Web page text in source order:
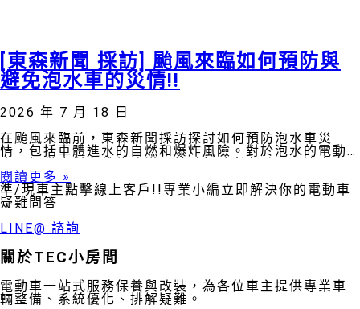
[東森新聞 採訪] 颱風來臨如何預防與
避免泡水車的災情!!
2026 年 7 月 18 日
在颱風來臨前，東森新聞採訪探討如何預防泡水車災
情，包括車體進水的自燃和爆炸風險。對於泡水的電動
全，防範任何風險。
閱讀更多 »
準/現車主點擊線上客戶!!專業小編立即解決你的電動車
疑難問答
LINE@ 諮詢
關於TEC小房間
電動車一站式服務保養與改裝，為各位車主提供專業車
輛整備、系統優化、排解疑難。